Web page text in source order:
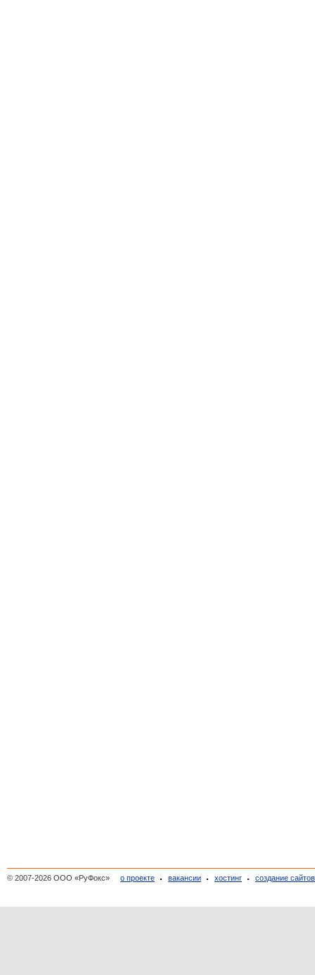
© 2007-2026 ООО «РуФокс» о проекте вакансии хостинг создание сайтов